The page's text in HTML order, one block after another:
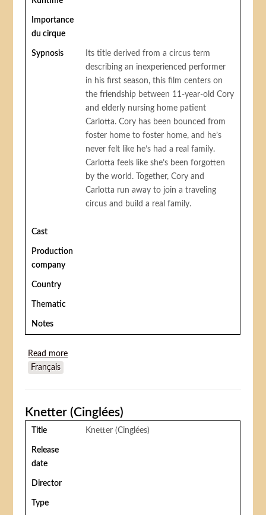
Importance
du cirque
Sypnosis
Its title derived from a circus term
describing an inexperienced performer
in his first season, this film centers on
the friendship between 11-year-old Cory
and elderly nursing home patient
Carlotta. Cory has been bounced from
foster home to foster home, and he’s
never felt like he’s had a real family.
Carlotta feels like she’s been forgotten
by the world. Together, Cory and
Carlotta run away to join a traveling
circus and build a real family.
Cast
Production
company
Country
Thematic
Notes
Read more
Français
Knetter (Cinglées)
Title Knetter (Cinglées)
Release
date
Director
Type